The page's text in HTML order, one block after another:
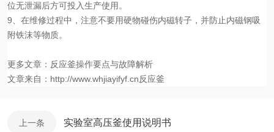
位无泄漏后方可投入生产使用。
9、 在维修过程中，注意不要用硬物碰伤内磁转子，并防止内磁钢吸
附铁沫等物质。
更多文章： 反应釜操作要点与故障解析
文章来自： http://www.whjiayifyf.cn反应釜
上一条 实验室高压釜使用说明书